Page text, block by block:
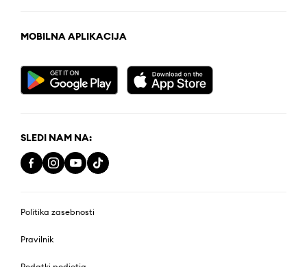
MOBILNA APLIKACIJA
SLEDI NAM NA:
Politika zasebnosti
Pravilnik